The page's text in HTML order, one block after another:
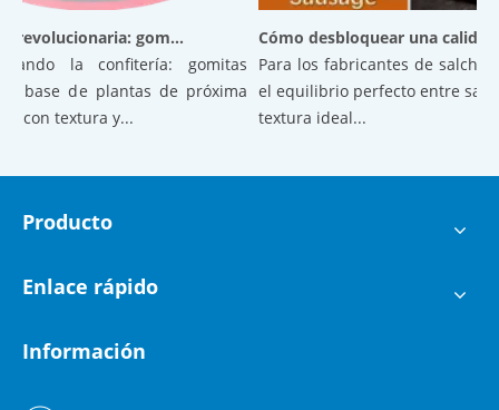
Confitería revolucionaria: gomitas aireadas a base de plantas de próxima generación con textura y estabilidad superiores
la confitería: gomitas
base de plantas de próxima
con textura y...
Para los fabricantes de
el equilibrio perfecto entre
textura ideal...
Producto
Enlace rápido
Información